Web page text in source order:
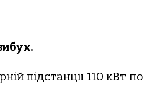
підстанції 110 кВт по